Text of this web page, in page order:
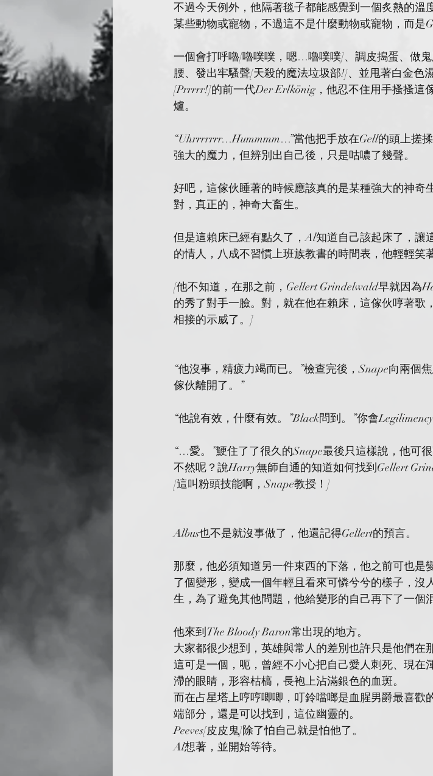
不過今天例外，他隔著毯子都能感覺到一個炙熱的溫
某些動物或寵物，不過這不是什麼動物或寵物，而是
一個會打呼嚕[嚕噗噗，嗯…嚕噗噗]、調皮搗蛋、做
腰、發出牢騷聲[天殺的魔法垃圾部!]、並甩著白金色
[Prrrrr!]的前一代Der Erlkönig，他忍不住用手搔搔這
爐。
“Uhrrrrrrr…Hummmm…”當他把手放在Gell的頭上搓
強大的魔力，但辨別出自己後，只是咕噥了幾聲。
好吧，這傢伙睡著的時候應該真的是某種強大的神奇
對，真正的，神奇大畜生。
但是這賴床已經有點久了，Al知道自己該起床了，讓
的情人，八成不習慣上班族教書的時間表，他輕輕笑
[他不知道，在那之前，Gellert Grindelwald早就因為
的秀了對手一臉。對，就在他在賴床，這傢伙哼著歌
相接的示威了。]
“他沒事，精疲力竭而已。”檢查完後，Snape向兩個
傢伙離開了。”
“他說有效，什麼有效。”Black問到。”你會
“…愛。”鯁住了了很久的Snape最後只這樣說，他可很
不然呢？說Harry無師自通的知道如何找到Gellert
[這叫粉頭技能啊，Snape教授！]
Albus也不是就沒事做了，他還記得Gellert的預言。
那麼，他必須知道另一件東西的下落，他之前可也是
了個變形，變成一個年輕且看來可憐兮兮的樣子，沒
生，為了避免其他問題，他給變形的自己再下了一個
他來到The Bloody Baron常出現的地方。
大家都很少想到，英雄與常人的差別也許只是他們在
這可是一個，呃，曾經不小心把自己愛人刺死、現在
滯的眼睛，形容枯槁，長袍上沾滿銀色的血斑。
而在占星塔上哼哼唧唧，叮鈴噹啷是血腥男爵最喜歡
端部分，還是可以找到，這位幽靈的。
Peeves[皮皮鬼]除了怕自己就是怕他了。
Al想著，並開始等待。